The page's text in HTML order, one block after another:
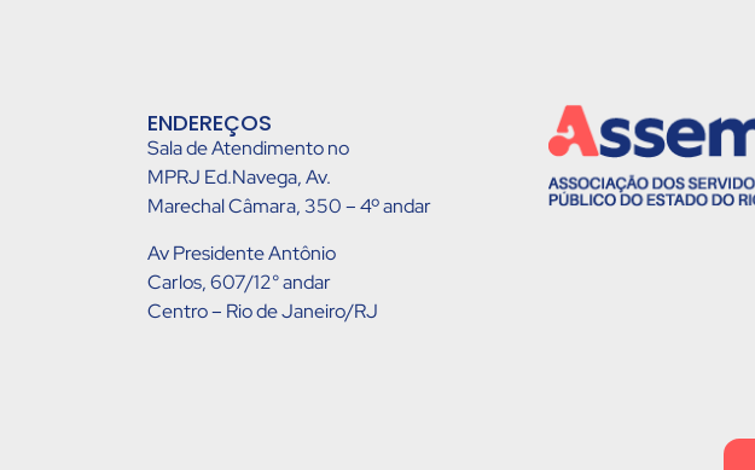
ENDEREÇOS
Sala de Atendimento no
MPRJ Ed.Navega, Av.
Marechal Câmara, 350 – 4º andar
Av Presidente Antônio
Carlos, 607/12° andar
Centro – Rio de Janeiro/RJ